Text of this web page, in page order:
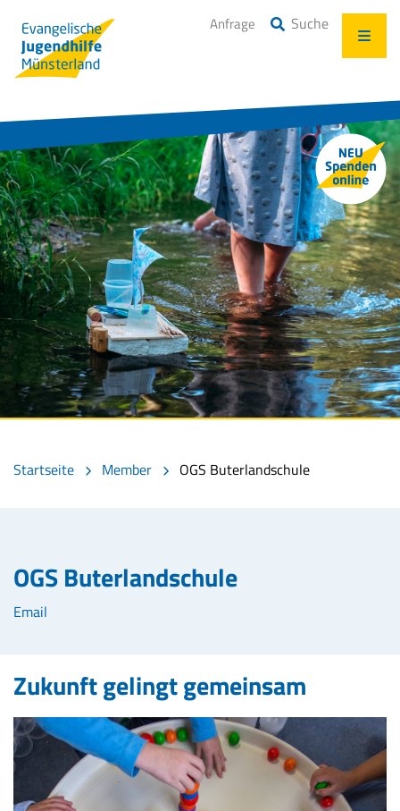
Anfrage Suche
Startseite Member OGS Buterlandschule
OGS Buterlandschule
Email
Zukunft gelingt gemeinsam